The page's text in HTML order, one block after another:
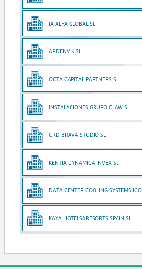
IA ALFA GLOBAL SL
ARDENVIK SL
OCTA CAPITAL PARTNERS SL
INSTALACIONES GRUPO CLAW SL
CRD BRAVA STUDIO SL
KENTIA DYNAMICA INVEX SL
DATA CENTER COOLING SYSTEMS
KAYA HOTELS&RESORTS SPAIN SL